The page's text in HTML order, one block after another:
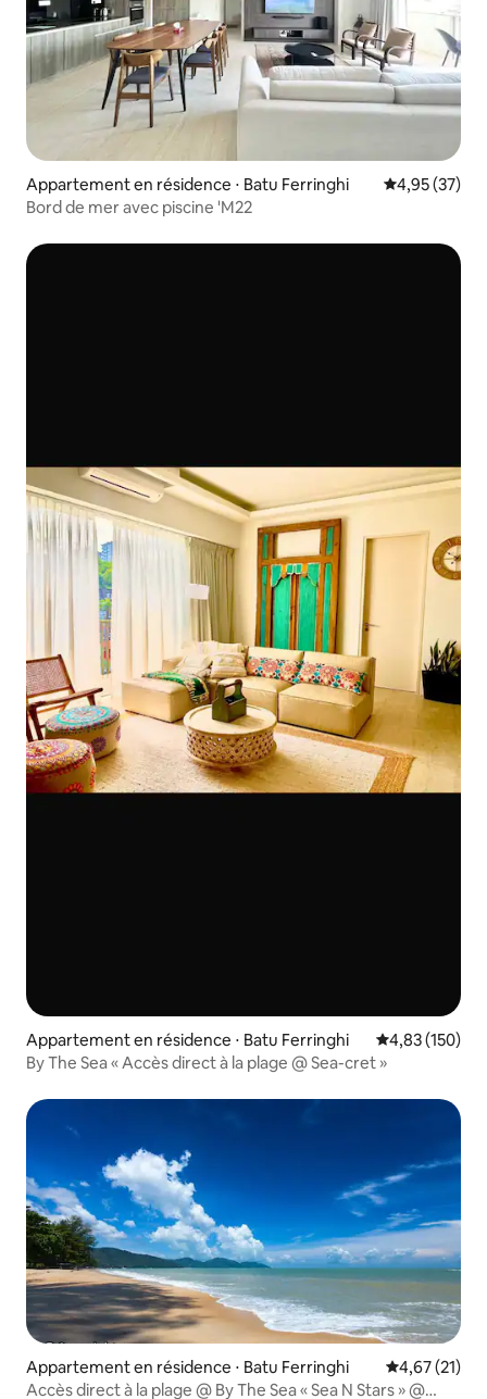
Appartement en résidence ⋅ Batu Ferringhi Évaluation
4,95 (37)
Bord de mer avec piscine 'M22
Appartement en résidence ⋅ Batu Ferringhi Évaluation
4,83 (150)
By The Sea « Accès direct à la plage @ Sea-cret »
Appartement en résidence ⋅ Batu Ferringhi Évaluation
4,67 (21)
Accès direct à la plage @ By The Sea « Sea N Stars » @